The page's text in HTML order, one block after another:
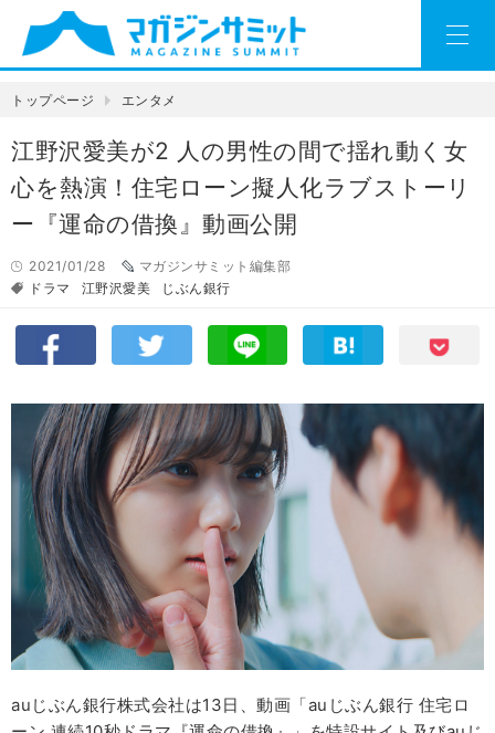
トップページ エンタメ
江野沢愛美が2 人の男性の間で揺れ動く女
心を熱演！住宅ローン擬人化ラブストーリ
ー『運命の借換』動画公開
2021/01/28
マガジンサミット編集部
ドラマ
江野沢愛美 じぶん銀行
auじぶん銀行株式会社は13日、動画「auじぶん銀行 住宅ロ